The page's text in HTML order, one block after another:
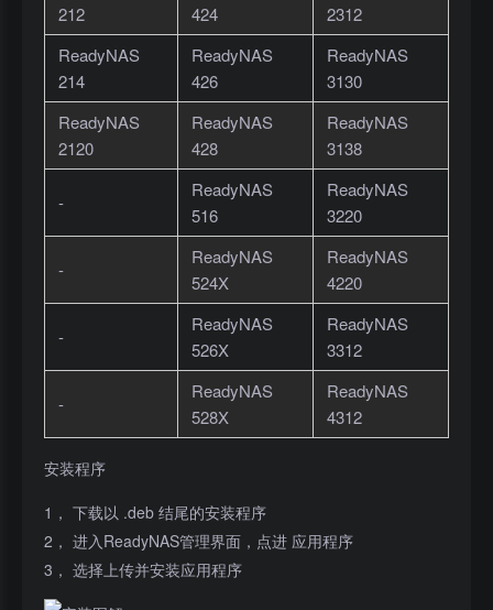
212
424
2312
ReadyNAS
214
ReadyNAS
426
ReadyNAS
3130
ReadyNAS
2120
ReadyNAS
428
ReadyNAS
3138
-
ReadyNAS
516
ReadyNAS
3220
-
ReadyNAS
524X
ReadyNAS
4220
-
ReadyNAS
526X
ReadyNAS
3312
-
ReadyNAS
528X
ReadyNAS
4312
安装程序
1， 下载以 .deb 结尾的安装程序
2， 进入ReadyNAS管理界面，点进 应用程序
3， 选择上传并安装应用程序